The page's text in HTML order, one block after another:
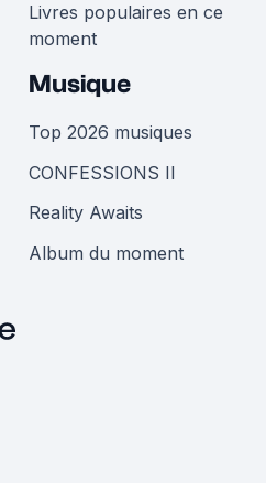
Livres populaires en ce
moment
Musique
Top 2026 musiques
CONFESSIONS II
Reality Awaits
Album du moment